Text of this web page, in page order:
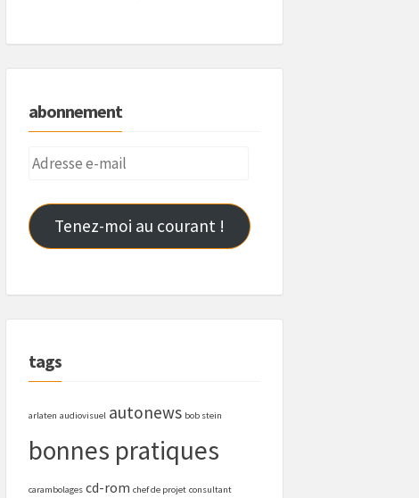
abonnement
Adresse
mail
Tenez-moi au courant !
tags
arlaten audiovisuel autonews bob stein
bonnes pratiques
carambolages cd-rom chef de projet consultant